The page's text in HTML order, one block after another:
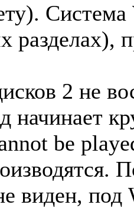
разделах),
2 не
начинает
be
виден, под